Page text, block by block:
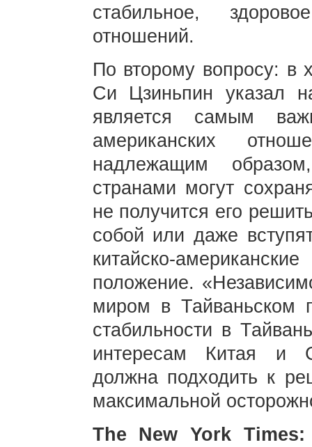
стабильное,
отношений.
По второму вопросу: в
Си Цзиньпин указал
является самым
американских
надлежащим
странами могут
не получится его
собой или даже
китайско-
положение.
миром в Тайваньском
стабильности в
интересам Китая и
должна подходить к
максимальной
The New York